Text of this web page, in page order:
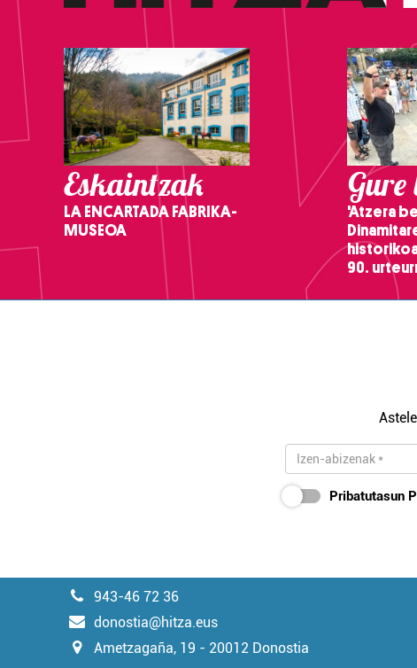
Eskaintzak
LA ENCARTADA FABRIKA-
MUSEOA
'Atzera
90.
Pribatutasun
943-46 72 36
donostia@hitza.eus
Ametzagaña, 19 - 20012 Donostia